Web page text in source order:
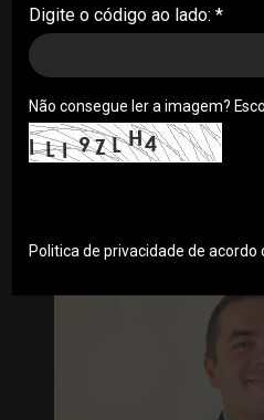
A segurança dos
as organizações em
não é exceção. Com a
dos negócios e o
cibersegurança tornou-
garantir a continuidade
Por Luiz Barria, Industrial
Chip Portugal . 21/07/2023
Digite o código ao lado: *
Não consegue ler a imagem?
Politica de privacidade de acordo